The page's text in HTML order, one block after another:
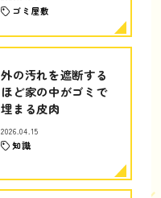
ゴミ屋敷
外の汚れを遮断する
ほど家の中がゴミで
埋まる皮肉
2026.04.15
知識